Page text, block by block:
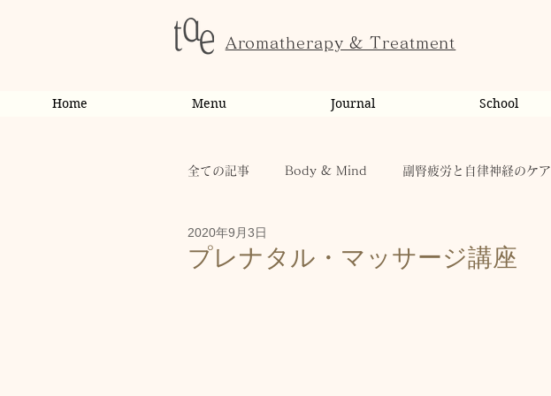
Aromatherapy & Treatment
Home Menu Journal School
全ての記事 Body & Mind 副腎疲労と自律神経のケア
お客様の変化・ご感想
プレナタル・マッサージ講座
2020年9月3日